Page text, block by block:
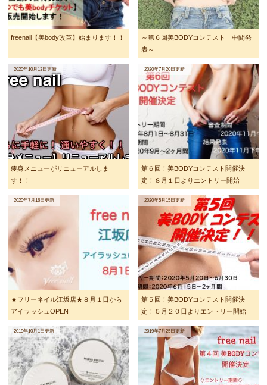
freenail【美body改革】始まります！！
～第６回美BODYコンテスト 中間発
表～
痩身メニューがリニューアルしま
す！！
2020年10月13日更新
第６回！美BODYコンテスト開催決
定！８月１日よりエントリー開始
2020年7月20日更新
★フリーネイル江坂店★８月１日から
アイラッシュOPEN
2020年7月16日更新
第５回！美BODYコンテスト開催決
定！５月２０日よりエントリー開始
2020年5月15日更新
2019年10月1日更新 2019年7月25日更新